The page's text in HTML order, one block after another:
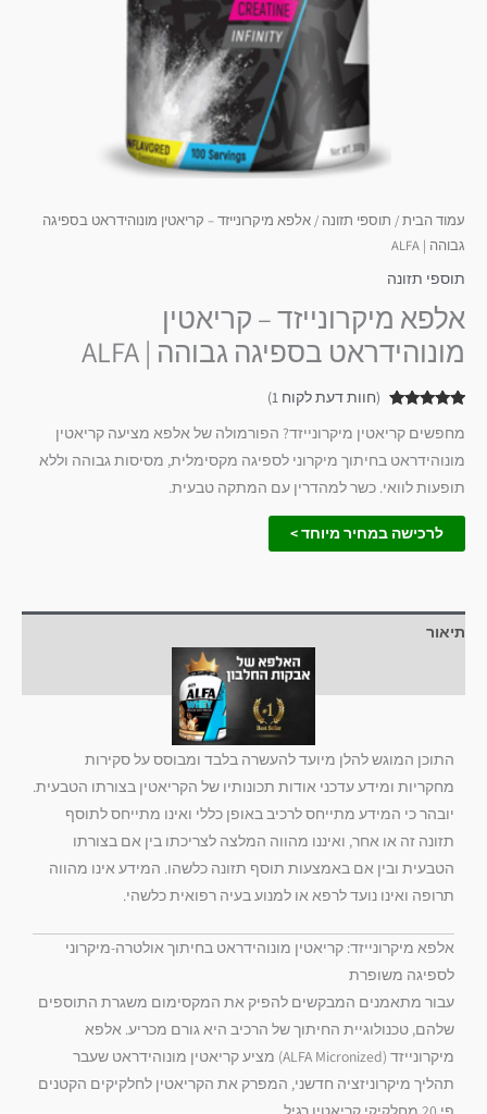
עמוד הבית/ תוספי תזונה / אלפא מיקרונייזד – קריאטין מונוהידראט בספיגה
גבוהה | ALFA
תוספי תזונה
אלפא מיקרונייזד – קריאטין
מונוהידראט בספיגה גבוהה | ALFA
מתוך 5
דירוגים של
(חוות דעת לקוח 1
)
מחפשים קריאטין מיקרונייזד? הפורמולה של אלפא מציעה קריאטין
מונוהידראט בחיתוך מיקרוני לספיגה מקסימלית, מסיסות גבוהה וללא
תופעות לוואי. כשר למהדרין עם המתקה טבעית.
לרכישה במחיר מיוחד >
תיאור
התוכן המוגש להלן מיועד להעשרה בלבד ומבוסס על סקירות
מחקריות ומידע עדכני אודות תכונותיו של הקריאטין בצורתו הטבעית.
יובהר כי המידע מתייחס לרכיב באופן כללי ואינו מתייחס לתוסף
תזונה זה או אחר, ואיננו מהווה המלצה לצריכתו בין אם בצורתו
הטבעית ובין אם באמצעות תוסף תזונה כלשהו. המידע אינו מהווה
תרופה ואינו נועד לרפא או למנוע בעיה רפואית כלשהי.
אלפא מיקרונייזד: קריאטין מונוהידראט בחיתוך אולטרה-מיקרוני
לספיגה משופרת
עבור מתאמנים המבקשים להפיק את המקסימום משגרת התוספים
שלהם, טכנולוגיית החיתוך של הרכיב היא גורם מכריע. אלפא
מיקרונייזד (ALFA Micronized) מציע קריאטין מונוהידראט שעבר
תהליך מיקרוניזציה חדשני, המפרק את הקריאטין לחלקיקים הקטנים